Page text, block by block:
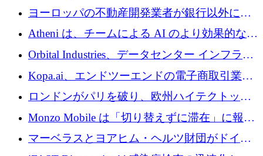
ガバナンスをもたらすために 3,000 万ドルを
ヨーロッパの不動産開発業者が銀行以外にも
目を向けているため、InRentoの資金調達額は
1億ユーロを突破
Atheni は、チームによる AI のより効果的な使
用を支援するために 35 万ポンドを確保
Orbital Industries、データセンター インフラス
トラクチャ システムの拡張に 5,000 万ドルを
確保
Kopa.ai、エンドツーエンドの電子商取引業務
用の AI エージェントを構築するために 200
万ユーロを調達
ロンドンがパリを破り、欧州ハイテクトップ
の座を奪還
Monzo Mobile は「切り替えずに滞在」に報酬
を与える
マーベラスとヨアヒム・ヘルツ財団がドイツ
の商業化ギャップを埋めるために2,000万ユー